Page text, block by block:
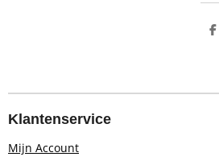
D
Klantenservice
Mijn Account